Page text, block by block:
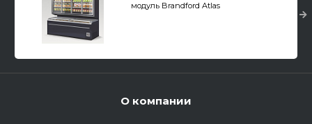
модуль Brandford Atlas
О компании